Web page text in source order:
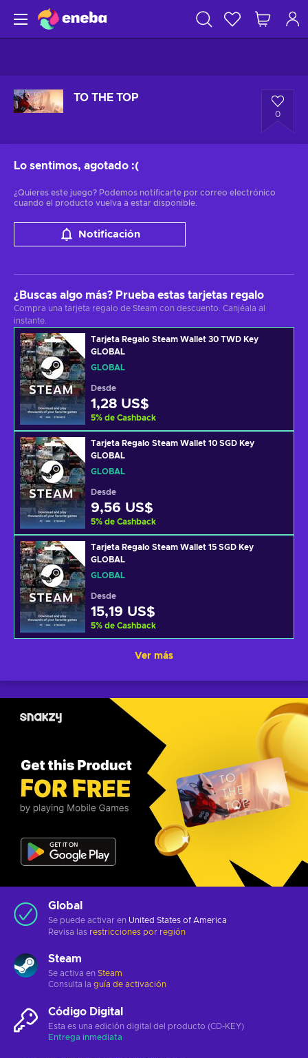
TO THE TOP
0
Lo sentimos, agotado :(
¿Quieres este juego? Podemos notificarte por correo electrónico
cuando el producto vuelva a estar disponible.
Notificación
¿Buscas algo más? Prueba estas tarjetas regalo
Compra una tarjeta regalo de Steam con descuento. Canjéala al
instante.
Tarjeta Regalo Steam Wallet 30 TWD Key
GLOBAL
GLOBAL
Desde
1,28 US$
5% de Cashback
Tarjeta Regalo Steam Wallet 10 SGD Key
GLOBAL
GLOBAL
Desde
9,56 US$
5% de Cashback
Tarjeta Regalo Steam Wallet 15 SGD Key
GLOBAL
GLOBAL
Desde
15,19 US$
5% de Cashback
Ver más
Global
Se puede activar en United States of America
Revisa las restricciones por región
Steam
Se activa en Steam
Consulta la guía de activación
Código Digital
Esta es una edición digital del producto (CD-KEY)
Entrega inmediata